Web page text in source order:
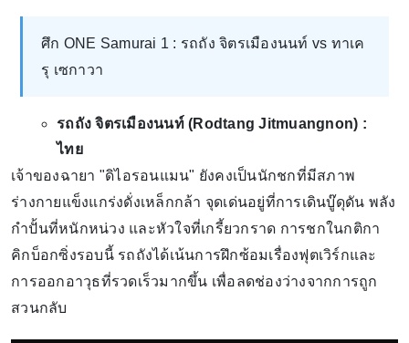
ศึก ONE Samurai 1 : รถถัง จิตรเมืองนนท์ vs ทาเค
รุ เซกาวา
รถถัง จิตรเมืองนนท์ (Rodtang Jitmuangnon) :
ไทย
เจ้าของฉายา "ดิไอรอนแมน" ยังคงเป็นนักชกที่มีสภาพ
ร่างกายแข็งแกร่งดั่งเหล็กกล้า จุดเด่นอยู่ที่การเดินบู๊ดุดัน พลัง
กำปั้นที่หนักหน่วง และหัวใจที่เกรี้ยวกราด การชกในกติกา
คิกบ็อกซิ่งรอบนี้ รถถังได้เน้นการฝึกซ้อมเรื่องฟุตเวิร์กและ
การออกอาวุธที่รวดเร็วมากขึ้น เพื่อลดช่องว่างจากการถูก
สวนกลับ